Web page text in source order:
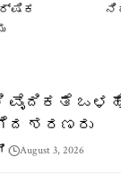
ವೈದಿಕತೆ
ಶರಣರು
August 3, 2026